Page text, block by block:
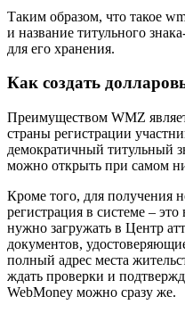
Таким образом, что такое
и название титульного
для его хранения.
Как создать
Преимуществом WMZ
страны регистрации
демократичный титульный
можно открыть при самом
Кроме того, для получения
регистрация в системе –
нужно загружать в Центр
документов,
полный адрес места
ждать проверки и
WebMoney можно сразу же.